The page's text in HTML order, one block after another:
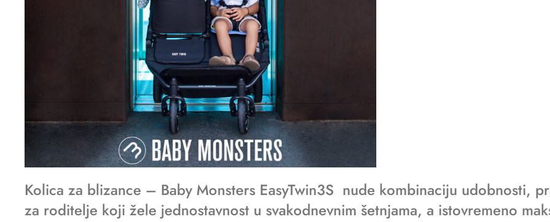
Kolica za blizance – Baby Monsters EasyTwin3S nude kombinaciju udobnosti,
za roditelje koji žele jednostavnost u svakodnevnim šetnjama, a istovremeno